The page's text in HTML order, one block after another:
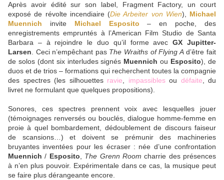
Après avoir édité sur son label, Fragment Factory, un court
exposé de révolte incendiaire (Die Arbeiter von Wien), Michael
Muennich invite Michael Esposito – en poche, des
enregistrements empruntés à l’American Film Studio de Santa
Barbara – à rejoindre le duo qu’il forme avec GX Jupitter-
Larsen . Ceci n’empêchant pas The Wraiths of Flying Ad’être fait
de solos (dont six interludes signés Muennich ou Esposito), de
duos et de trios – formations qui recherchent toutes la compagnie
des spectres (les silhouettes ravie impassibles ou défaite , du
livret ne formulant que quelques propositions).
Sonores, ces spectres prennent voix avec lesquelles jouer
(témoignages renversés ou bouclés, dialogue homme-femme en
proie à quel bombardement, dédoublement de discours faiseur
de scansions…) et doivent se prémunir des machineries
bruyantes inventées pour les écraser : née d’une confrontation
Muennich / Esposito The Grenn Room charrie des présences
à n’en plus pouvoir. Expérimentale dans ce cas, la musique peut
se faire plus dérangeante encore.